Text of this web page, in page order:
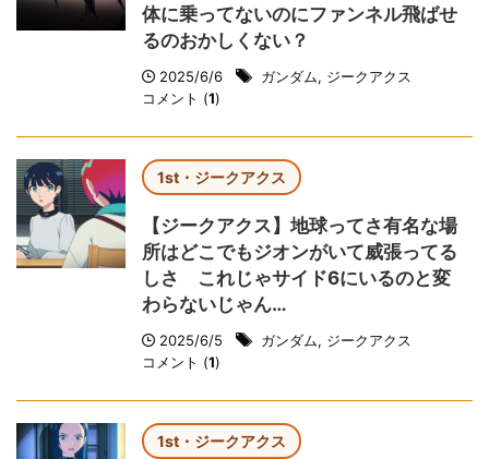
体に乗ってないのにファンネル飛ばせ
るのおかしくない？
2025/6/6 ガンダム, ジークアクス
コメント (1)
1st・ジークアクス
【ジークアクス】地球ってさ有名な場
所はどこでもジオンがいて威張ってる
しさ これじゃサイド6にいるのと変
わらないじゃん…
2025/6/5 ガンダム, ジークアクス
コメント (1)
1st・ジークアクス